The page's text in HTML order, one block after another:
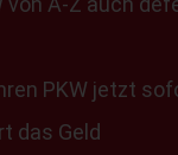
PKW jetzt
das Geld